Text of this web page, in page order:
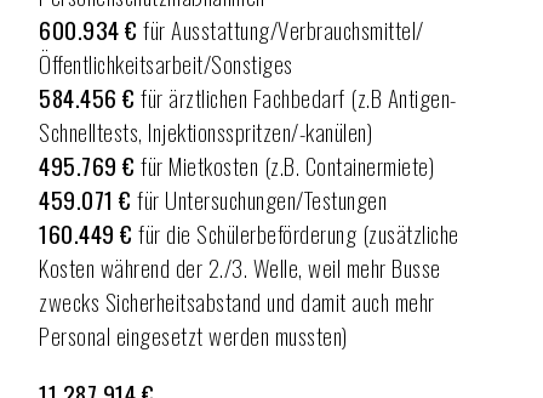
600.934 €für Ausstattung/Verbrauchsmittel/
Öffentlichkeitsarbeit/Sonstiges
584.456 €für ärztlichen Fachbedarf (z.B Antigen-
Schnelltests, Injektionsspritzen/-kanülen)
495.769 €für Mietkosten (z.B. Containermiete)
459.071 €für Untersuchungen/Testungen
160.449 €für die Schülerbeförderung (zusätzliche
Kosten während der 2./3. Welle, weil mehr Busse
zwecks Sicherheitsabstand und damit auch mehr
Personal eingesetzt werden mussten)